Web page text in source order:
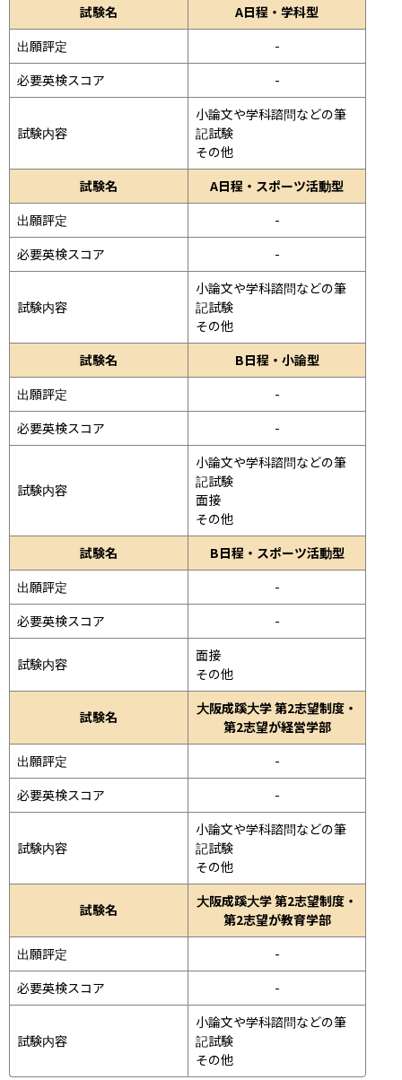
試験名
A日程・学科型
出願評定
-
必要英検スコア
-
試験内容
小論文や学科諮問などの筆
記試験
その他
試験名
A日程・スポーツ活動型
出願評定
-
必要英検スコア
-
試験内容
小論文や学科諮問などの筆
記試験
その他
試験名
B日程・小論型
出願評定
-
必要英検スコア
-
試験内容
小論文や学科諮問などの筆
記試験
面接
その他
試験名
B日程・スポーツ活動型
出願評定
-
必要英検スコア
-
試験内容
面接
その他
試験名
大阪成蹊大学 第2志望制度・
第2志望が経営学部
出願評定
-
必要英検スコア
-
試験内容
小論文や学科諮問などの筆
記試験
その他
試験名
大阪成蹊大学 第2志望制度・
第2志望が教育学部
出願評定
-
必要英検スコア
-
試験内容
小論文や学科諮問などの筆
記試験
その他